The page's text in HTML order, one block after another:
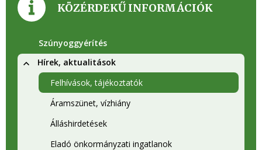
KÖZÉRDEKŰ INFORMÁCIÓK
Szúnyoggyérítés
Hírek, aktualitások
Felhívások, tájékoztatók
Áramszünet, vízhiány
Álláshirdetések
Eladó önkormányzati ingatlanok